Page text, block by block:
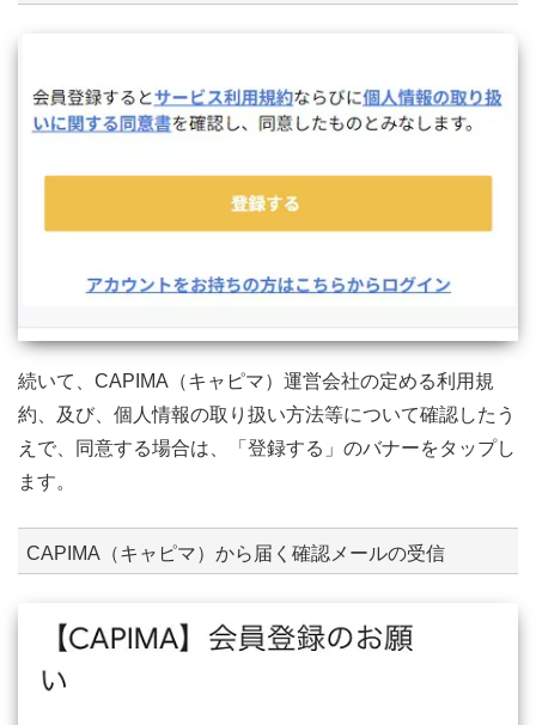
続いて、CAPIMA（キャピマ）運営会社の定める利用規
約、及び、個人情報の取り扱い方法等について確認したう
えで、同意する場合は、「登録する」のバナーをタップし
ます。
CAPIMA（キャピマ）から届く確認メールの受信